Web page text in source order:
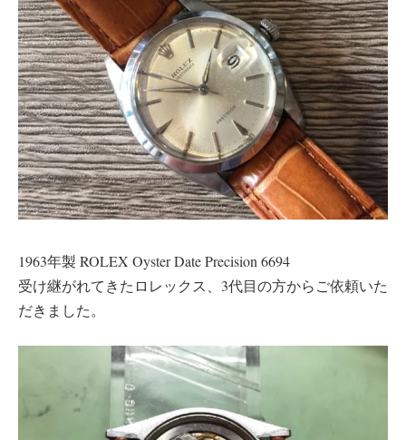
1963年製 ROLEX Oyster Date Precision 6694
受け継がれてきたロレックス、3代目の方からご依頼いた
だきました。